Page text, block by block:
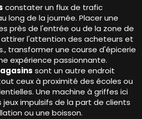
constater un flux de trafic
long de la journée. Placer une
près de l'entrée ou de la zone de
l'attention des acheteurs et
transformer une course d'épicerie
expérience passionnante.
sont un autre endroit
ceux à proximité des écoles ou
Une machine à griffes ici
impulsifs de la part de clients
ou une boisson.